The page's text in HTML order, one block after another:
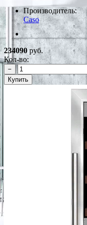
Производитель:
Caso
234090руб.
Кол-во:
−
Купить